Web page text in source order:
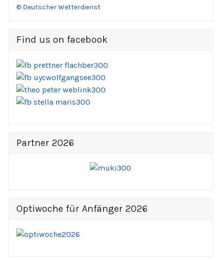
© Deutscher Wetterdienst
Find us on facebook
Partner 2026
Optiwoche für Anfänger 2026